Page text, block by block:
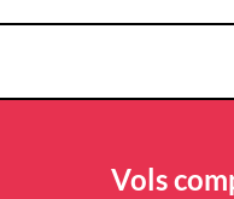
Vols